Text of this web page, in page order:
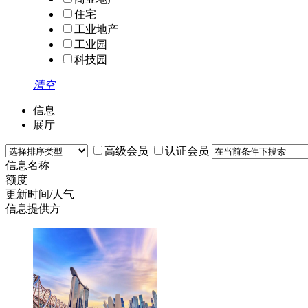
住宅
工业地产
工业园
科技园
清空
信息
展厅
高级会员
认证会员
信息名称
额度
更新时间/人气
信息提供方